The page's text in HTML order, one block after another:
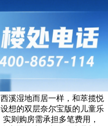
溪湿地而居一样，和萃揽悦
想的双层奈尔宝版的儿童乐
则购房需承担多笔费用，